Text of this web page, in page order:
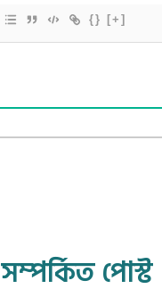
{} [+]
সম্পর্কিত পোস্ট